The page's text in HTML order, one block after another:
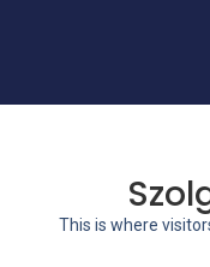
This is where